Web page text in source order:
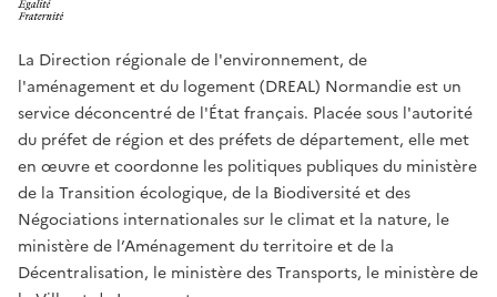
La Direction régionale de l'environnement, de
l'aménagement et du logement (DREAL) Normandie est un
service déconcentré de l'État français. Placée sous l'autorité
du préfet de région et des préfets de département, elle met
en œuvre et coordonne les politiques publiques du ministère
de la Transition écologique, de la Biodiversité et des
Négociations internationales sur le climat et la nature, le
ministère de l’Aménagement du territoire et de la
Décentralisation, le ministère des Transports, le ministère de